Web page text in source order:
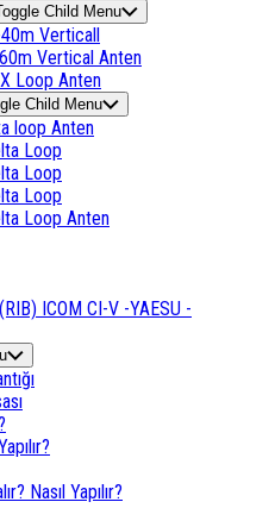
Child Menu
Verticall
Vertical Anten
Loop Anten
Child Menu
loop Anten
Loop
Loop
Loop
Loop Anten
ICOM CI-V -YAESU -
Nasıl Yapılır?